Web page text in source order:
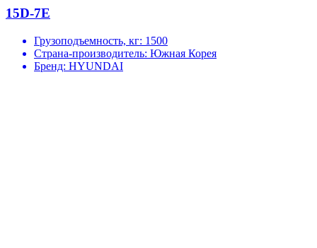
15D-7E
Грузоподъемность, кг: 1500
Страна-производитель: Южная Корея
Бренд: HYUNDAI